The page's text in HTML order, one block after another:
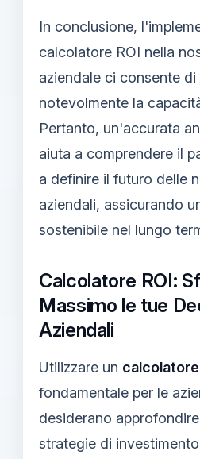
In conclusione,
calcolatore ROI nella
aziendale ci consente
notevolmente la
Pertanto, un'accurata
aiuta a comprendere il
a definire il futuro delle
aziendali, assicurando
sostenibile nel lungo
Calcolatore ROI:
Massimo le tue
Aziendali
Utilizzare un calcolatore
fondamentale per le
desiderano
strategie di